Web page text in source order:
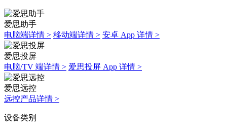
爱思助手
电脑端详情 > 移动端详情 > 安卓 App 详情 >
爱思投屏
电脑/TV 端详情 > 爱思投屏 App 详情 >
爱思远控
远控产品详情 >
设备类别